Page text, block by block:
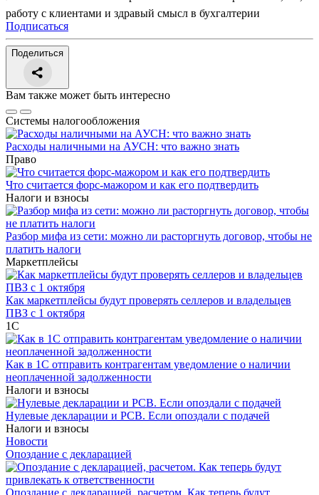
работу с клиентами и здравый смысл в бухгалтерии
Подписаться
Поделиться
Вам также может быть интересно
Системы налогообложения
Расходы наличными на АУСН: что важно знать
Право
Что считается форс-мажором и как его подтвердить
Налоги и взносы
Разбор мифа из сети: можно ли расторгнуть договор, чтобы не
платить налоги
Маркетплейсы
Как маркетплейсы будут проверять селлеров и владельцев
ПВЗ с 1 октября
1С
Как в 1С отправить контрагентам уведомление о наличии
неоплаченной задолженности
Налоги и взносы
Нулевые декларации и РСВ. Если опоздали с подачей
Налоги и взносы
Новости
Опоздание с декларацией
Опоздание с декларацией, расчетом. Как теперь будут